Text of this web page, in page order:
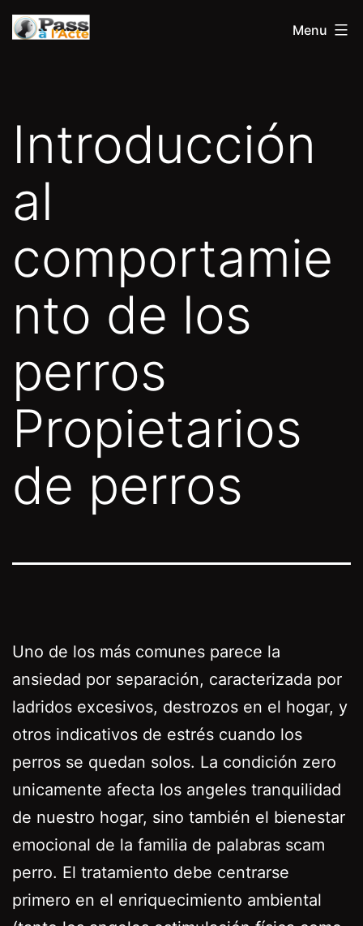
Aller
auPass
Menu
Introducción
al
comportamie
nto de los
perros
Propietarios
de perros
Uno de los más comunes parece la
ansiedad por separación, caracterizada por
ladridos excesivos, destrozos en el hogar, y
otros indicativos de estrés cuando los
perros se quedan solos. La condición zero
unicamente afecta los angeles tranquilidad
de nuestro hogar, sino también el bienestar
emocional de la familia de palabras scam
perro. El tratamiento debe centrarse
primero en el enriquecimiento ambiental